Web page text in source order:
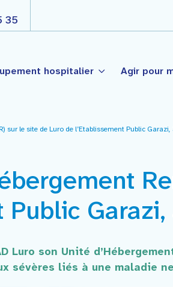
35
hospitalier
Garazi
Nos
Projet
La
Agir pour
sur le site de Luro de l’Etablissement Public
Public
Luro son Unité
sévères liés à une maladie